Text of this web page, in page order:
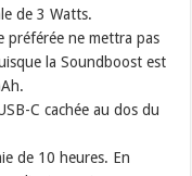
de 3 Watts.
préférée ne mettra pas
la Soundboost est
C cachée au dos du
de 10 heures. En